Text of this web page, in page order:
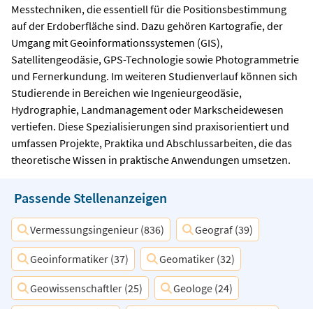
Messtechniken, die essentiell für die Positionsbestimmung
auf der Erdoberfläche sind. Dazu gehören Kartografie, der
Umgang mit Geoinformationssystemen (GIS),
Satellitengeodäsie, GPS-Technologie sowie Photogrammetrie
und Fernerkundung. Im weiteren Studienverlauf können sich
Studierende in Bereichen wie Ingenieurgeodäsie,
Hydrographie, Landmanagement oder Markscheidewesen
vertiefen. Diese Spezialisierungen sind praxisorientiert und
umfassen Projekte, Praktika und Abschlussarbeiten, die das
theoretische Wissen in praktische Anwendungen umsetzen.
Passende Stellenanzeigen
Vermessungsingenieur (836) Geograf (39)
Geoinformatiker (37) Geomatiker (32)
Geowissenschaftler (25) Geologe (24)